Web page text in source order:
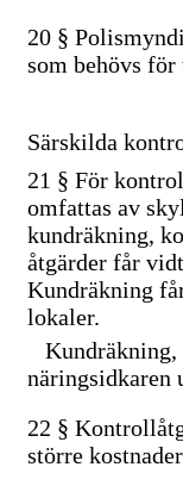
20 §
som behövs
Särskilda
21 § För
omfattas av
kundräkning,
åtgärder får
Kundräkning
lokaler.
näringsidkaren
22 §
större